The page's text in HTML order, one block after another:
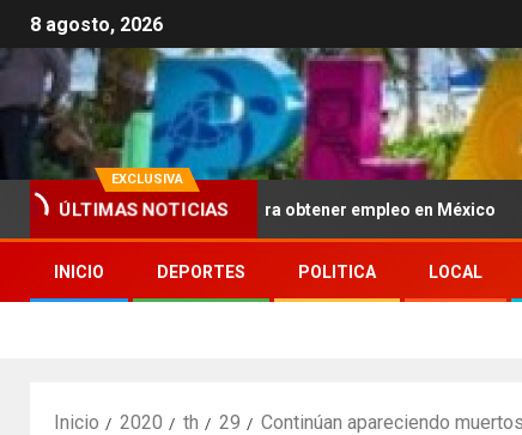
8 agosto, 2026
EXCLUSIVA
ÚLTIMAS NOTICIAS
penales para obtener empleo en México
INICIO DEPORTES POLITICA LOCAL
Inicio 2020 th 29 Continúan apareciendo